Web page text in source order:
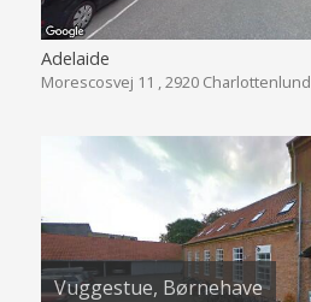
Adelaide
Morescosvej 11 , 2920 Charlottenlund
Vuggestue, Børnehave